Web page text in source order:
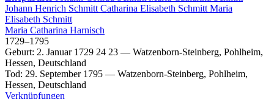
Johann Henrich Schmitt Catharina Elisabeth Schmitt Maria
Elisabeth Schmitt
Maria Catharina Harnisch
1729–1795
Geburt: 2. Januar 1729 24 23 — Watzenborn-Steinberg, Pohlheim,
Hessen, Deutschland
Tod: 29. September 1795 — Watzenborn-Steinberg, Pohlheim,
Hessen, Deutschland
Verknüpfungen